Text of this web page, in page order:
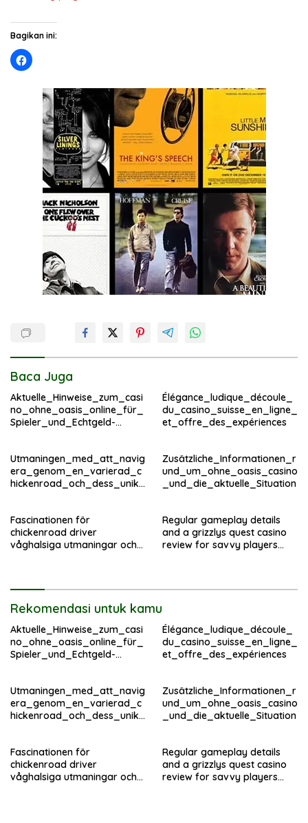
Bagikan ini:
Baca Juga
Aktuelle_Hinweise_zum_casi
no_ohne_oasis_online_für_
Spieler_und_Echtgeld-
Élégance_ludique_découle_
du_casino_suisse_en_ligne_
et_offre_des_expériences
Utmaningen_med_att_navig
era_genom_en_varierad_c
hickenroad_och_dess_unika
Zusätzliche_Informationen_r
und_um_ohne_oasis_casino
_und_die_aktuelle_Situation
Fascinationen för
chickenroad driver
våghalsiga utmaningar och
Regular gameplay details
and a grizzlys quest casino
review for savvy players
Rekomendasi untuk kamu
Aktuelle_Hinweise_zum_casi
no_ohne_oasis_online_für_
Spieler_und_Echtgeld-
Élégance_ludique_découle_
du_casino_suisse_en_ligne_
et_offre_des_expériences
Utmaningen_med_att_navig
era_genom_en_varierad_c
hickenroad_och_dess_unika
Zusätzliche_Informationen_r
und_um_ohne_oasis_casino
_und_die_aktuelle_Situation
Fascinationen för
chickenroad driver
våghalsiga utmaningar och
Regular gameplay details
and a grizzlys quest casino
review for savvy players